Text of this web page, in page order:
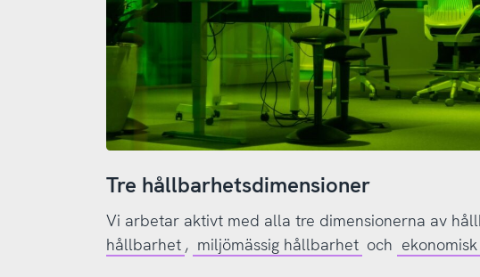
Tre hållbarhetsdimensioner
Vi arbetar aktivt med alla tre dimensionerna av
hållbarhet , miljömässig hållbarhet och